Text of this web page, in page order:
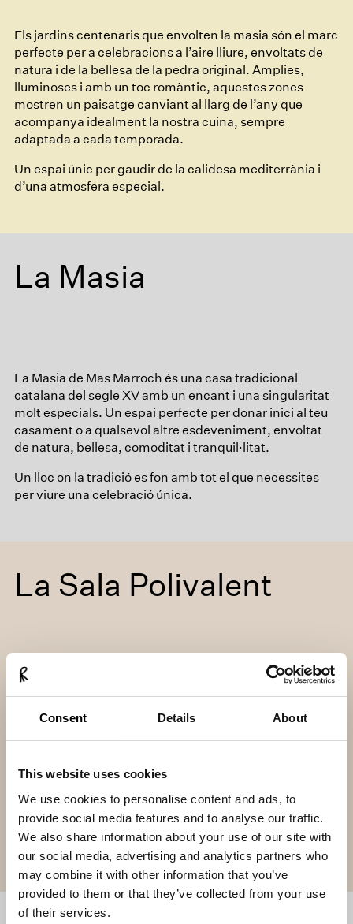
Consent Details About
This website uses cookies
We use cookies to personalise content and ads, to
provide social media features and to analyse our traffic.
We also share information about your use of our site with
our social media, advertising and analytics partners who
may combine it with other information that you’ve
provided to them or that they’ve collected from your use
of their services.
Els jardins centenaris que envolten la masia són el marc
perfecte per a celebracions a l’aire lliure, envoltats de
natura i de la bellesa de la pedra original. Amplies,
lluminoses i amb un toc romàntic, aquestes zones
mostren un paisatge canviant al llarg de l’any que
acompanya idealment la nostra cuina, sempre
adaptada a cada temporada.
Un espai únic per gaudir de la calidesa mediterrània i
d’una atmosfera especial.
La Masia
La Masia de Mas Marroch és una casa tradicional
catalana del segle XV amb un encant i una singularitat
molt especials. Un espai perfecte per donar inici al teu
casament o a qualsevol altre esdeveniment, envoltat
de natura, bellesa, comoditat i tranquil·litat.
Un lloc on la tradició es fon amb tot el que necessites
per viure una celebració única.
La Sala Polivalent
Just al costat de la Masia, disposem d’un ampli espai
concebut per a conferències, banquets i tota mena
modernes que s’integren perfectament en l’entorn, la
detall per reflectir la teva imatge corporativa o l’estil de
la teva celebració.
Un entorn flexible i funcional, ideal per viure moments
especials.